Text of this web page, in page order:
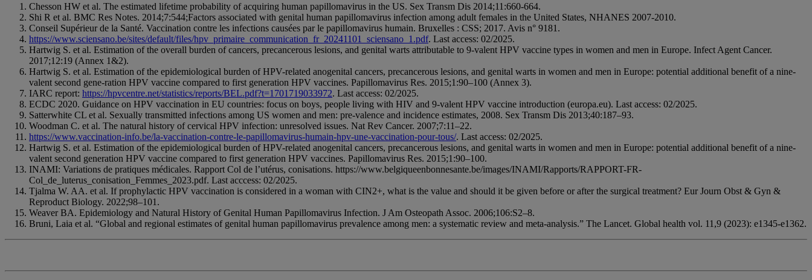
Chesson HW et al. The estimated lifetime probability of acquiring human papillomavirus in the US. Sex Transm Dis 2014;11:660-664.
Shi R et al. BMC Res Notes. 2014;7:544;Factors associated with genital human papillomavirus infection among adult females in the United States, NHANES 2007-2010.
Conseil Supérieur de la Santé. Vaccination contre les infections causées par le papillomavirus humain. Bruxelles : CSS; 2017. Avis n° 9181.
https://www.sciensano.be/sites/default/files/hpv_primaire_communication_fr_20241101_sciensano_1.pdf. Last access: 02/2025.
Hartwig S. et al. Estimation of the overall burden of cancers, precancerous lesions, and genital warts attributable to 9-valent HPV vaccine types in women and men in Europe. Infect Agent Cancer.
2017;12:19 (Annex 1&2).
Hartwig S. et al. Estimation of the epidemiological burden of HPV-related anogenital cancers, precancerous lesions, and genital warts in women and men in Europe: potential additional benefit of a nine-
valent second gene-ration HPV vaccine compared to first generation HPV vaccines. Papillomavirus Res. 2015;1:90–100 (Annex 3).
IARC report: https://hpvcentre.net/statistics/reports/BEL.pdf?t=1701719033972. Last access: 02/2025.
ECDC 2020. Guidance on HPV vaccination in EU countries: focus on boys, people living with HIV and 9-valent HPV vaccine introduction (europa.eu). Last access: 02/2025.
Satterwhite CL et al. Sexually transmitted infections among US women and men: pre-valence and incidence estimates, 2008. Sex Transm Dis 2013;40:187–93.
Woodman C. et al. The natural history of cervical HPV infection: unresolved issues. Nat Rev Cancer. 2007;7:11–22.
https://www.vaccination-info.be/la-vaccination-contre-le-papillomavirus-humain-hpv-une-vaccination-pour-tous/. Last access: 02/2025.
Hartwig S. et al. Estimation of the epidemiological burden of HPV-related anogenital cancers, precancerous lesions, and genital warts in women and men in Europe: potential additional benefit of a nine-
valent second generation HPV vaccine compared to first generation HPV vaccines. Papillomavirus Res. 2015;1:90–100.
INAMI: Variations de pratiques médicales. Rapport Col de l’utérus, conisations. https://www.belgiqueenbonnesante.be/images/INAMI/Rapports/RAPPORT-FR-
Col_de_luterus_conisation_Femmes_2023.pdf. Last acccess: 02/2025.
Tjalma W. AA. et al. If prophylactic HPV vaccination is considered in a woman with CIN2+, what is the value and should it be given before or after the surgical treatment? Eur Journ Obst & Gyn &
Reproduct Biology. 2022;98–101.
Weaver BA. Epidemiology and Natural History of Genital Human Papillomavirus Infection. J Am Osteopath Assoc. 2006;106:S2–8.
Bruni, Laia et al. “Global and regional estimates of genital human papillomavirus prevalence among men: a systematic review and meta-analysis.” The Lancet. Global health vol. 11,9 (2023): e1345-e1362.